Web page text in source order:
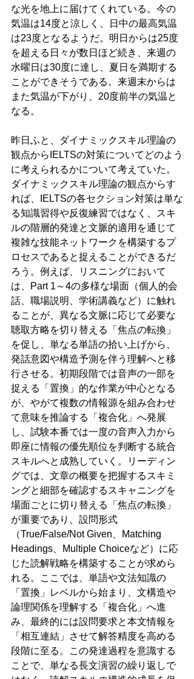
な光を地上に届けてくれている。今の
気温は14度と涼しく、日中の最高気温
は23度となるようだ。明日からは25度
を超える日々が数日ほど続き、来週の
水曜日は30度に達し、夏日を満期する
ことができそうである。来週末からは
また気温が下がり、20度前半の気温と
なる。
昨日ふと、ダイナミックスキル理論の
観点からIELTSの対策についてどのよう
に考えられるかについて考えていた。
ダイナミックスキル理論の観点からす
れば、IELTSの各セクション対策は単な
る知識習得や反復練習ではなく、スキ
ルの階層的発達と文脈的適用を通じて
複雑な技能ネットワークを構築するプ
ロセスであると捉えることができるだ
ろう。例えば、リスニングにおいて
は、Part 1～4の多様な場面（個人的会
話、職場説明、学術講義など）に触れ
ることが、異なる文脈に応じて必要な
聴取方略を切り替える「焦点の転換」
を促し、単なる単語の拾い上げから、
発話意図や構造予測を伴う理解へと移
行させる。初期段階では音声の一部を
捉える「置換」的な作業が中心となる
が、やがて複数の情報源を組み合わせ
て意味を推論する「複合化」へ発展
し、試験本番では一度の音声入力から
即座に情報の優先順位を判断する統合
スキルへと成熟していく。リーディン
グでは、文章の概要を把握するスキミ
ングと細部を確認するスキャニングを
場面ごとに切り替える「焦点の転換」
が重要であり、設問形式
（True/False/Not Given、Matching
Headings、Multiple Choiceなど）に応
じた読解戦略を構築することが求めら
れる。ここでは、単語や文法知識の
「置換」レベルから始まり、文構造や
論理関係を理解する「複合化」へ進
み、最終的には設問要求と本文情報を
「相互連結」させて解答精度を高める
段階に至る。この発達過程を意識する
ことで、単なる長文演習の繰り返しで